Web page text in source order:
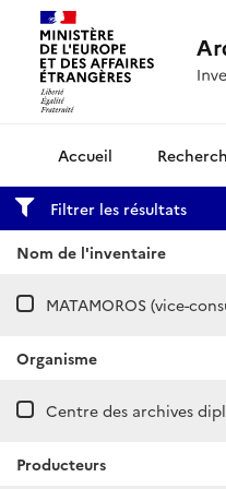
Archives diplomatiques
Filtrer les résultats
Nom de l'inventaire
MATAMOROS (vice-
Organisme
Centre des archives diplomatiques de
Producteurs